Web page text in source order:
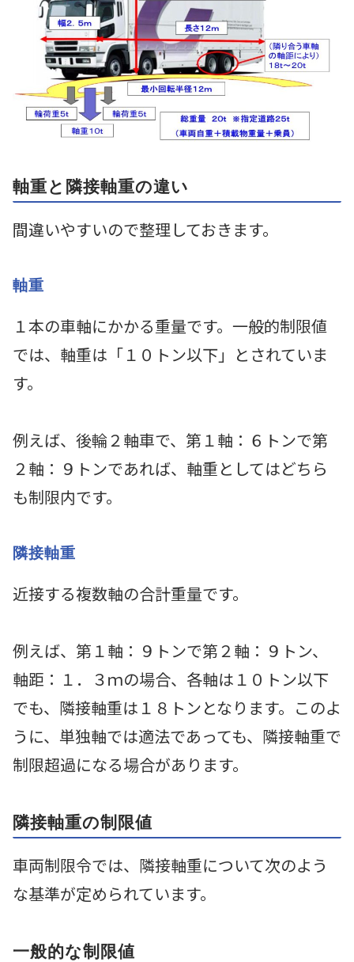
軸重と隣接軸重の違い
間違いやすいので整理しておきます。
軸重
１本の車軸にかかる重量です。一般的制限値
では、軸重は「１０トン以下」とされていま
す。
例えば、後輪２軸車で、第１軸：６トンで第
２軸：９トンであれば、軸重としてはどちら
も制限内です。
隣接軸重
近接する複数軸の合計重量です。
例えば、第１軸：９トンで第２軸：９トン、
軸距：１．３ｍの場合、各軸は１０トン以下
でも、隣接軸重は１８トンとなります。このよ
うに、単独軸では適法であっても、隣接軸重で
制限超過になる場合があります。
隣接軸重の制限値
車両制限令では、隣接軸重について次のよう
な基準が定められています。
一般的な制限値